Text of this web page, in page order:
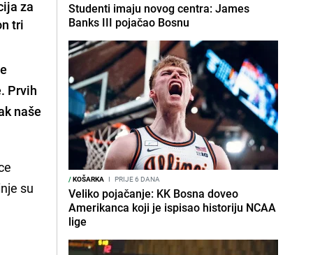
za
tri
Prvih
naše
su
Studenti imaju novog centra: James
Banks III pojačao Bosnu
/KOŠARKA I PRIJE 6 DANA
Veliko pojačanje: KK Bosna doveo
Amerikanca koji je ispisao historiju NCAA
lige